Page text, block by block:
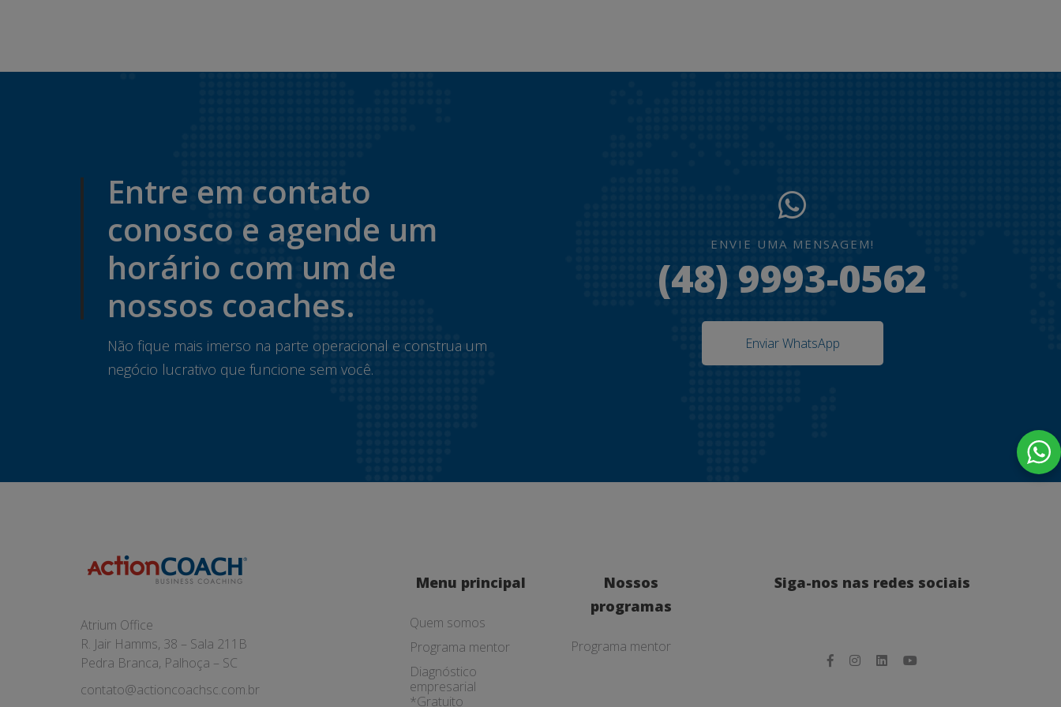
Entre em contato
conosco e agende um
horário com um de
nossos coaches.
Não fique mais imerso na parte operacional e construa um
negócio lucrativo que funcione sem você.
ENVIE UMA MENSAGEM!
(48) 9993-0562
Enviar WhatsApp
Atrium Office
R. Jair Hamms, 38 – Sala 211B
Pedra Branca, Palhoça – SC
contato@actioncoachsc.com.br
Menu principal
Quem somos
Programa mentor
Diagnóstico
empresarial
*Gratuito
Nossos
programas
Programa mentor
Siga-nos nas redes sociais